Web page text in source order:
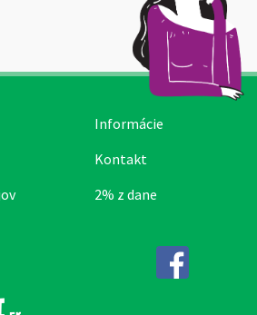
Informácie
Kontakt
2% z dane